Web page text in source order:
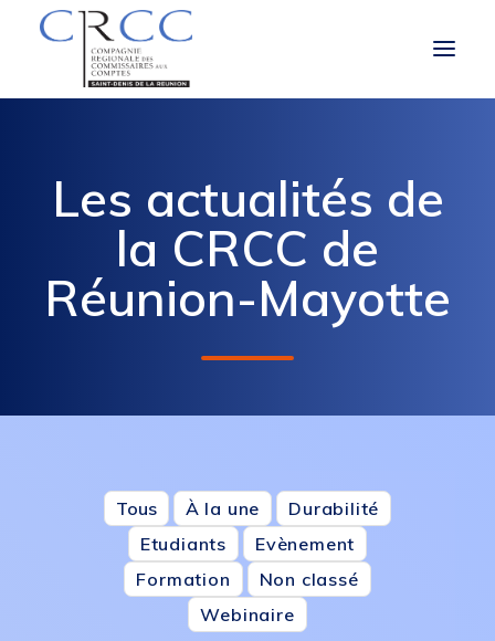
LE ROLE ET LES MISSIONS DU CAC
VOUS ÊTES
OBLIGATIONS RÉGLEMENTAIRES
Les actualités de
la CRCC de
Réunion-Mayotte
Tous À la une
Durabilité
Etudiants
Evènement
Formation
Non classé
Webinaire